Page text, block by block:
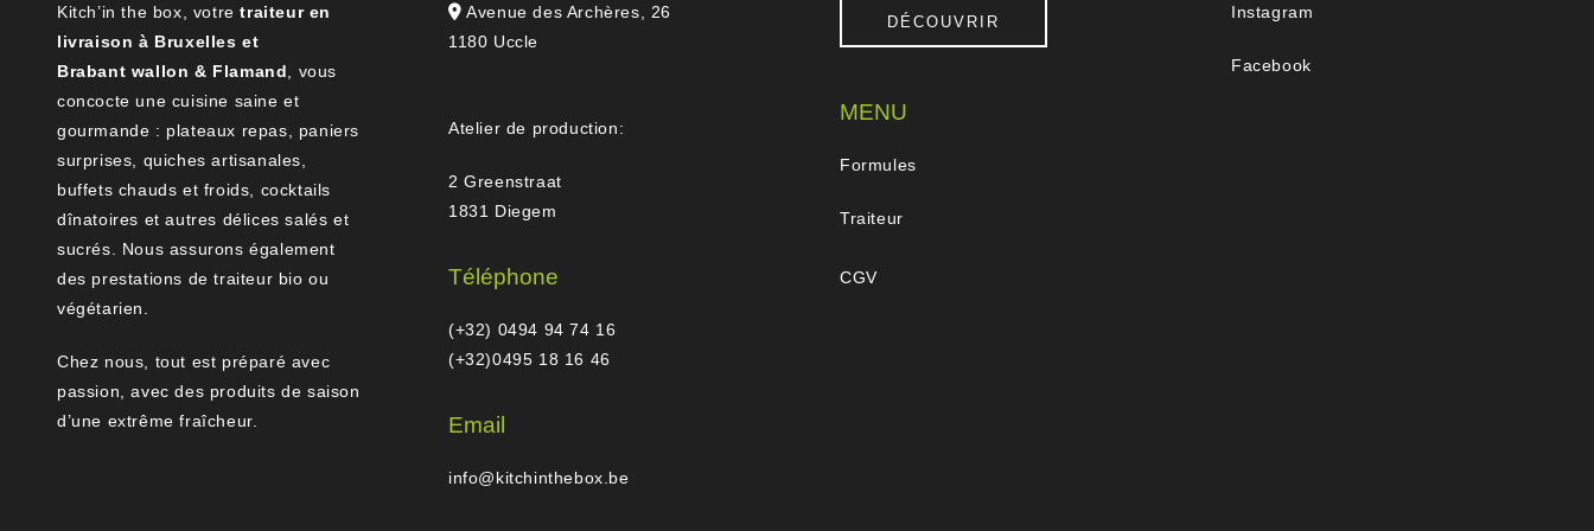
Kitch’in the box, votretraiteur en
livraison à Bruxelles et
Brabant wallon & Flamand , vous
concocte une cuisine saine et
gourmande : plateaux repas, paniers
surprises, quiches artisanales,
buffets chauds et froids, cocktails
dînatoires et autres délices salés et
sucrés. Nous assurons également
des prestations de traiteur bio ou
végétarien.
Chez nous, tout est préparé avec
passion, avec des produits de saison
d’une extrême fraîcheur.
Avenue des Archères, 26
1180 Uccle
Atelier de production:
2 Greenstraat
1831 Diegem
Téléphone
(+32) 0494 94 74 16
(+32)0495 18 16 46
Email
info@kitchinthebox.be
DÉCOUVRIR
MENU
Formules
Traiteur
CGV
Instagram
Facebook